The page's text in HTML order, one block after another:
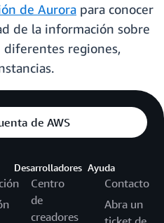
de Aurora para conocer
de la información sobre
diferentes regiones,
de AWS
Desarrolladores
Centro
de
creadores
Ayuda
Contacto
Abra un